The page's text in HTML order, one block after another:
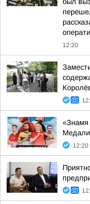
12:20
«Знамя
12:20